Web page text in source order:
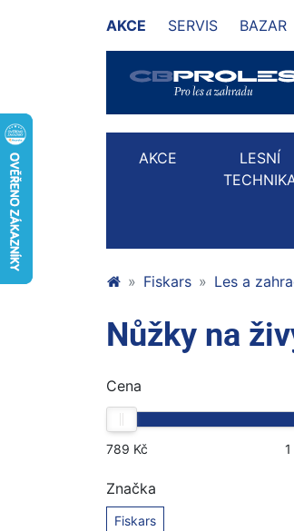
AKCE SERVIS BAZAR
AKCE
LESNÍ
Fiskars Les a
Nůžky na
Cena
Značka
Fiskars